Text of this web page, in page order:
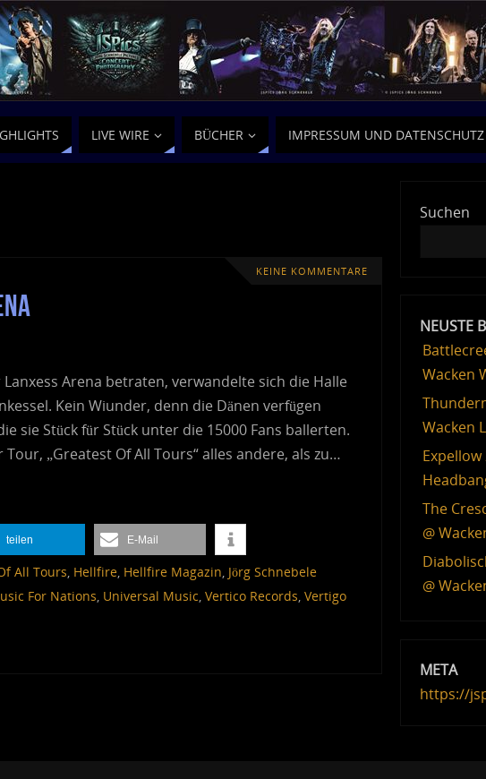
LIVE WIRE BÜCHER IMPRESSUM UND DATENSCHUTZ
KEINE KOMMENTARE
Arena betraten, verwandelte sich die Halle
Kein Wiunder, denn die Dänen verfügen
sie Stück für Stück unter die 15000 Fans ballerten.
„Greatest Of All Tours“ alles andere, als zu…
teilen E-Mail
All Tours, Hellfire, Hellfire Magazin, Jörg Schnebele
For Nations, Universal Music, Vertico Records, Vertigo
Suchen
NEUSTE
Wacken
Wacken
Expellow
The
@
@
META
https://